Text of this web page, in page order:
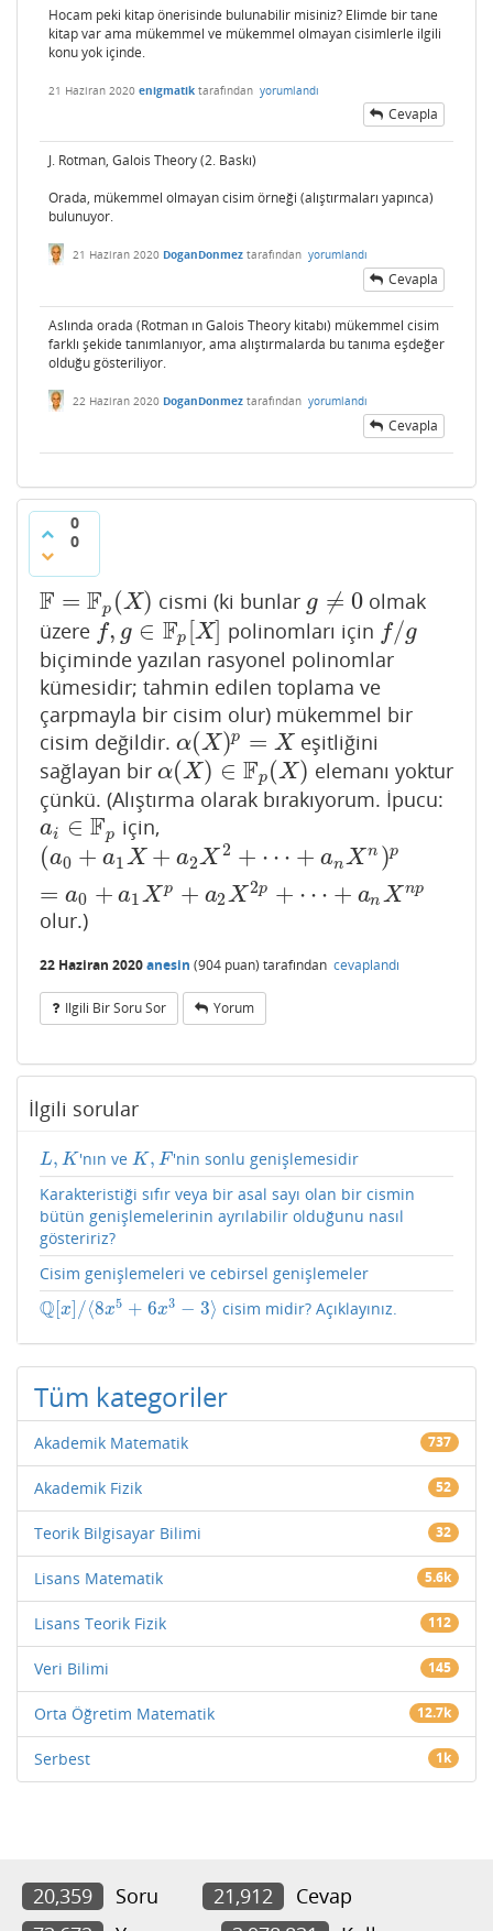
Hocam peki kitap önerisinde bulunabilir misiniz? Elimde bir tane
kitap var ama mükemmel ve mükemmel olmayan cisimlerle ilgili
konu yok içinde.
21 Haziran 2020 enigmatik tarafından yorumlandı
Cevapla
J. Rotman, Galois Theory (2. Baskı)
Orada, mükemmel olmayan cisim örneği (alıştırmaları yapınca)
bulunuyor.
21 Haziran 2020 DoganDonmez tarafından yorumlandı
Cevapla
Aslında orada (Rotman ın Galois Theory kitabı) mükemmel cisim
farklı şekide tanımlanıyor, ama alıştırmalarda bu tanıma eşdeğer
olduğu gösteriliyor.
22 Haziran 2020 DoganDonmez tarafından yorumlandı
Cevapla
0
0
F = Fp (X)
F= Fp (X) cismi (ki bunlar g ≠ 0
g≠0
olmak
üzere f, g ∈ Fp [X]
f,g ∈ Fp [X] polinomları için f/g
f/g
biçiminde yazılan rasyonel polinomlar
kümesidir; tahmin edilen toplama ve
çarpmayla bir cisim olur) mükemmel bir
cisim değildir. α(X)p = X
α(X)p=X
eşitliğini
sağlayan bir α(X) ∈ Fp (X)
α(X)∈F p( X)
elemanı yoktur
çünkü. (Alıştırma olarak bırakıyorum. İpucu:
ai ∈ Fp
ai∈F p için,
(a0 + a1X + a2X 2 + ⋯ + anX n )p
= a0 + a1X p + a2X2p + ⋯ + an X np
(a0+ a1 X+ a2X2+⋯+an Xn) p = a 0+ a1Xp+a 2X
olur.)
22 Haziran 2020anesin (904 puan) tarafından cevaplandı
Ilgili Bir Soru Sor Yorum
İlgili sorular
L, K
L,K 'nın ve K , F
K,F
'nin sonlu genişlemesidir
Karakteristiği sıfır veya bir asal sayı olan bir cismin
bütün genişlemelerinin ayrılabilir olduğunu nasıl
gösteririz?
Cisim genişlemeleri ve cebirsel genişlemeler
Q[x] /⟨8x5 + 6x3 − 3⟩
Q[ x] ⟨8x5+6 x3−3⟩ cisim midir? Açıklayınız.
Tüm kategoriler
Akademik Matematik 737
Akademik Fizik 52
Teorik Bilgisayar Bilimi 32
Lisans Matematik 5.6k
Lisans Teorik Fizik 112
Veri Bilimi 145
Orta Öğretim Matematik 12.7k
Serbest 1k
20,359 Soru 21,912
Cevap